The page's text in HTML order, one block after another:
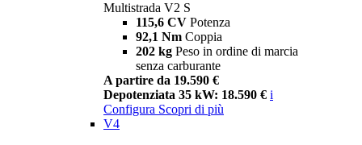
Multistrada V2 S
115,6 CV Potenza
92,1 Nm Coppia
202 kg Peso in ordine di marcia
senza carburante
A partire da 19.590 €
Depotenziata 35 kW: 18.590 € i
Configura Scopri di più
V4